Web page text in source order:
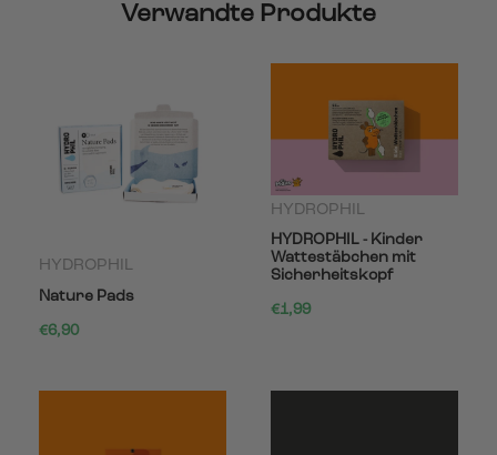
Verwandte Produkte
HYDROPHIL
Nature Pads
€6,90
HYDROPHIL
HYDROPHIL - Kinder
Wattestäbchen mit
Sicherheitskopf
€1,99